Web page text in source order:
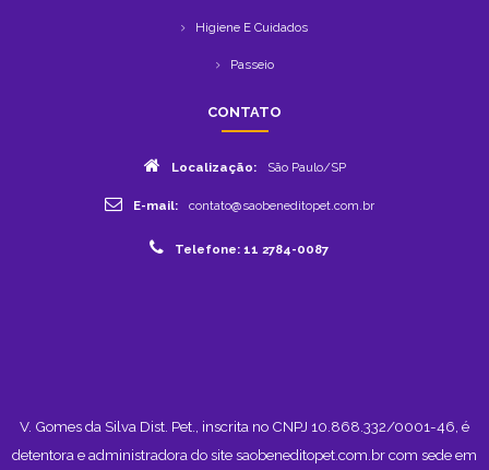
Higiene E Cuidados
Passeio
CONTATO
Localização: São Paulo/SP
E-mail: contato@saobeneditopet.com.br
Telefone: 11 2784-0087
V. Gomes da Silva Dist. Pet., inscrita no CNPJ 10.868.332/0001-46, é
detentora e administradora do site saobeneditopet.com.br com sede em